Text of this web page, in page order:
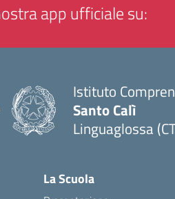
app ufficiale su:
Istituto
Santo Calì
Linguaglossa
La Scuola